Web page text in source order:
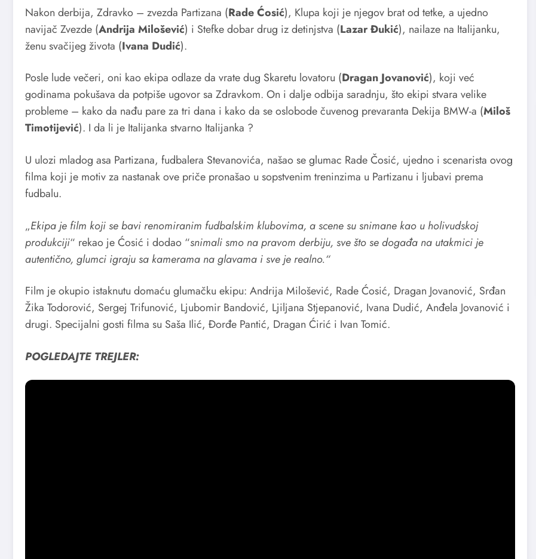
Nakon derbija, Zdravko – zvezda Partizana (Rade Ćosić), Klupa koji je njegov brat od tetke, a ujedno
navijač Zvezde (Andrija Milošević) i Stefke dobar drug iz detinjstva (Lazar Đukić), nailaze na Italijanku,
ženu svačijeg života (Ivana Dudić).
Posle lude večeri, oni kao ekipa odlaze da vrate dug Skaretu lovatoru (Dragan Jovanović), koji već
godinama pokušava da potpiše ugovor sa Zdravkom. On i dalje odbija saradnju, što ekipi stvara velike
probleme – kako da nađu pare za tri dana i kako da se oslobode čuvenog prevaranta Dekija BMW-a (Miloš
Timotijević). I da li je Italijanka stvarno Italijanka ?
U ulozi mladog asa Partizana, fudbalera Stevanovića, našao se glumac Rade Čosić, ujedno i scenarista ovog
filma koji je motiv za nastanak ove priče pronašao u sopstvenim treninzima u Partizanu i ljubavi prema
fudbalu.
„Ekipa je film koji se bavi renomiranim fudbalskim klubovima, a scene su snimane kao u holivudskoj
produkciji“ rekao je Ćosić i dodao “snimali smo na pravom derbiju, sve što se događa na utakmici je
autentično, glumci igraju sa kamerama na glavama i sve je realno.“
Film je okupio istaknutu domaću glumačku ekipu: Andrija Milošević, Rade Ćosić, Dragan Jovanović, Srđan
Žika Todorović, Sergej Trifunović, Ljubomir Bandović, Ljiljana Stjepanović, Ivana Dudić, Anđela Jovanović i
drugi. Specijalni gosti filma su Saša Ilić, Đorđe Pantić, Dragan Ćirić i Ivan Tomić.
POGLEDAJTE TREJLER: